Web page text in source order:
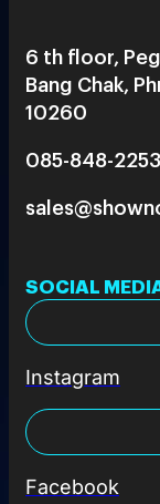
6 th floor,
Bang Chak,
10260
085-848-2253
SOCIAL
Instagram
Facebook